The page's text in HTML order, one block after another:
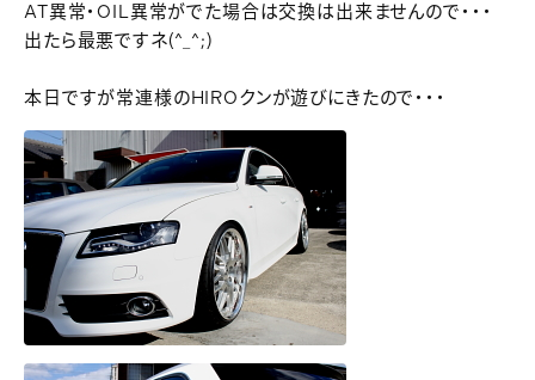
AT異常・OIL異常がでた場合は交換は出来ませんので・・・
出たら最悪ですネ(^_^;)
本日ですが常連様のHIROクンが遊びにきたので・・・